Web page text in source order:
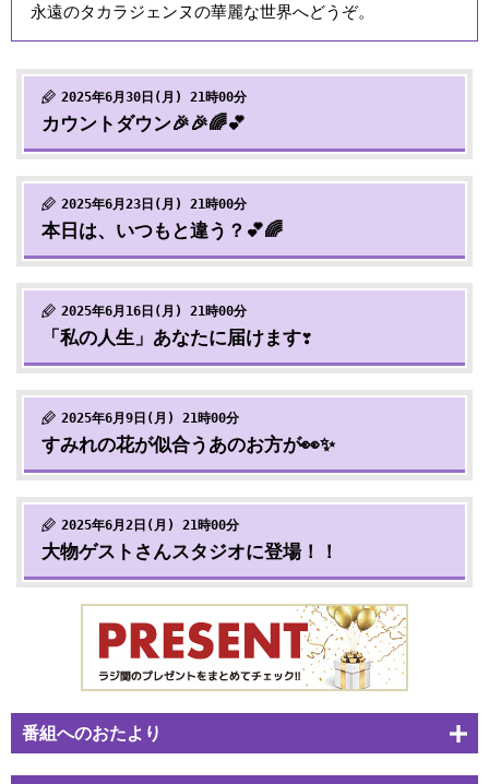
永遠のタカラジェンヌの華麗な世界へどうぞ。
2025年6月30日(月) 21時00分
カウントダウン🎉🎉🌈💕
2025年6月23日(月) 21時00分
本日は、いつもと違う？💕🌈
2025年6月16日(月) 21時00分
「私の人生」あなたに届けます❣️
2025年6月9日(月) 21時00分
すみれの花が似合うあのお方が👀✨
2025年6月2日(月) 21時00分
大物ゲストさんスタジオに登場！！
番組へのおたより